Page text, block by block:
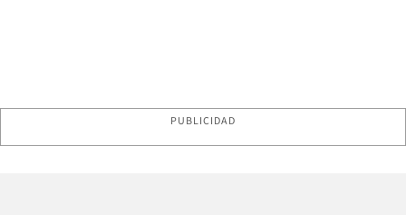
PUBLICIDAD